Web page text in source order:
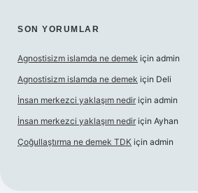
SON YORUMLAR
Agnostisizm islamda ne demek için admin
Agnostisizm islamda ne demek için Deli
İnsan merkezci yaklaşım nedir için admin
İnsan merkezci yaklaşım nedir için Ayhan
Çoğullaştırma ne demek TDK için admin